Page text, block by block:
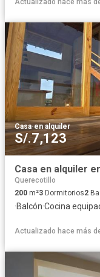
Casa·en alquiler
S/.7,123
Casa en alquiler
Querecotillo
200 m²3 Dormitorios2
·Balcón·Cocina
Actualizado hace más